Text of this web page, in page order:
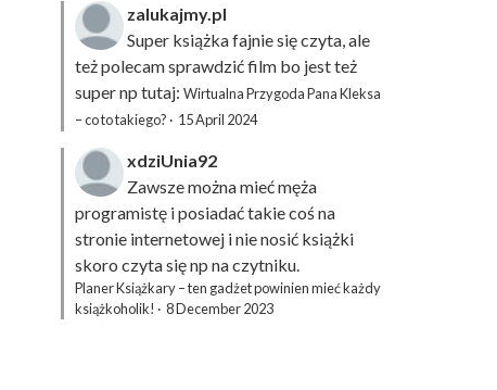
zalukajmy.pl
Super książka fajnie się czyta, ale
też polecam sprawdzić film bo jest też
super np tutaj: Wirtualna Przygoda Pana Kleksa
– co to takiego? · 15 April 2024
xdziUnia92
Zawsze można mieć męża
programistę i posiadać takie coś na
stronie internetowej i nie nosić książki
skoro czyta się np na czytniku.
Planer Książkary – ten gadżet powinien mieć każdy
książkoholik! · 8 December 2023